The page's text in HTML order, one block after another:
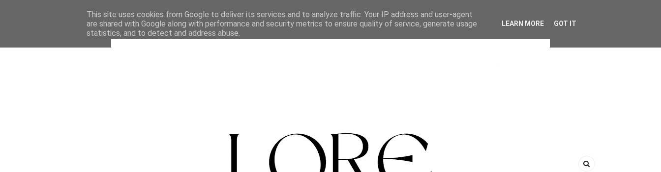
This site uses cookies from Google to deliver its services and to analyze traffic. Your IP address and user-agent
are shared with Google along with performance and security metrics to ensure quality of service, generate usage
statistics, and to detect and address abuse.
LEARN MORE GOT IT